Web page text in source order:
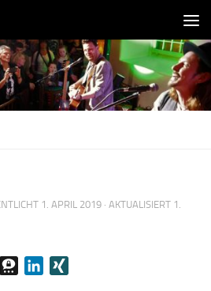
1. APRIL 2019 · AKTUALISIERT 1.
WhatsAppThreemaLinkedIn